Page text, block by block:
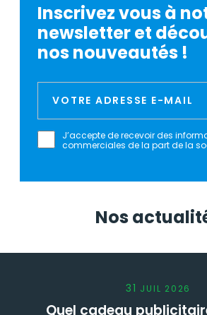
Inscrivez vous à
newsletter et
nos nouveautés !
J’accepte de recevoir des
commerciales de la part de la
Nos
31 JUIL 2026
Quel cadeau